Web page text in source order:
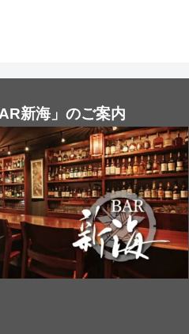
新海」のご案内